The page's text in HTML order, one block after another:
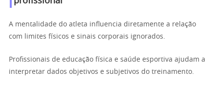
A mentalidade do atleta influencia diretamente a relação
com limites físicos e sinais corporais ignorados.
Profissionais de educação física e saúde esportiva ajudam a
interpretar dados objetivos e subjetivos do treinamento.